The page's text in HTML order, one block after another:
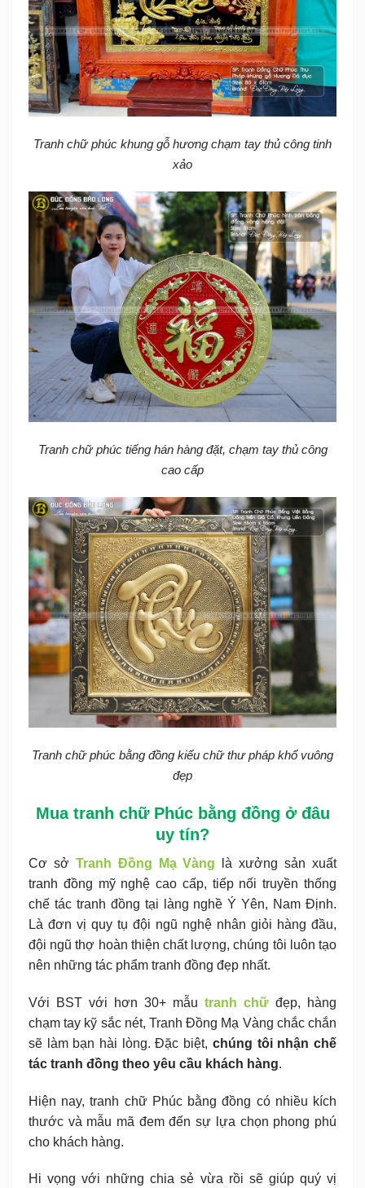
Tranh chữ phúc khung gỗ hương chạm tay thủ công tinh
xảo
Tranh chữ phúc tiếng hán hàng đặt, chạm tay thủ công
cao cấp
Tranh chữ phúc bằng đồng kiểu chữ thư pháp khổ vuông
đẹp
Mua tranh chữ Phúc bằng đồng ở đâu
uy tín?
Cơ sở Tranh Đồng Mạ Vàng là xưởng sản xuất
tranh đồng mỹ nghệ cao cấp, tiếp nối truyền thống
chế tác tranh đồng tại làng nghề Ý Yên, Nam Định.
Là đơn vị quy tụ đội ngũ nghệ nhân giỏi hàng đầu,
đội ngũ thợ hoàn thiện chất lượng, chúng tôi luôn tạo
nên những tác phẩm tranh đồng đẹp nhất.
Với BST với hơn 30+ mẫu tranh chữ đẹp, hàng
chạm tay kỹ sắc nét, Tranh Đồng Mạ Vàng chắc chắn
sẽ làm bạn hài lòng. Đặc biệt, chúng tôi nhận chế
tác tranh đồng theo yêu cầu khách hàng.
Hiện nay, tranh chữ Phúc bằng đồng có nhiều kích
thước và mẫu mã đem đến sự lựa chọn phong phú
cho khách hàng.
Hi vọng với những chia sẻ vừa rồi sẽ giúp quý vị